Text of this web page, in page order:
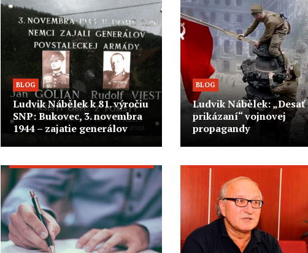
BLOG
Ludvik Nábělek k 81. výročiu
SNP: Bukovec, 3. novembra
1944 – zajatie generálov
BLOG
Ludvik Nábělek: „Desať
prikázaní“ vojnovej
propagandy